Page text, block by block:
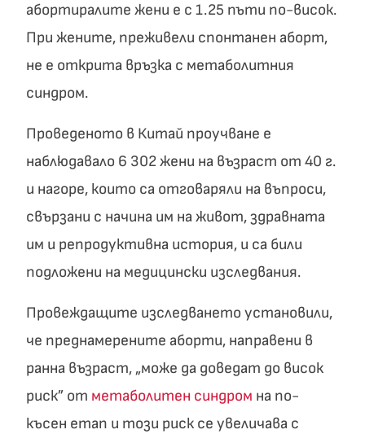
абортиралите жени е с 1.25 пъти по-висок.
При жените, преживели спонтанен аборт,
не е открита връзка с метаболитния
синдром.
Проведеното в Китай проучване е
наблюдавало 6 302 жени на възраст от 40 г.
и нагоре, които са отговаряли на въпроси,
свързани с начина им на живот, здравната
им и репродуктивна история, и са били
подложени на медицински изследвания.
Провеждащите изследването установили,
че преднамерените аборти, направени в
ранна възраст, „може да доведат до висок
риск” от метаболитен синдром на по-
късен етап и този риск се увеличава с